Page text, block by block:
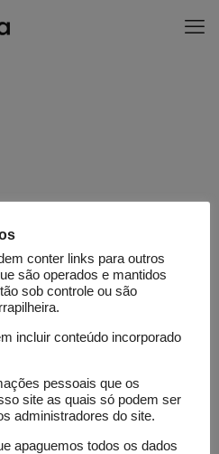
conter links para outros
são operados e mantidos
sob controle ou são
incluir conteúdo incorporado
pessoais que os
site as quais só podem ser
administradores do site.
apaguemos todos os dados